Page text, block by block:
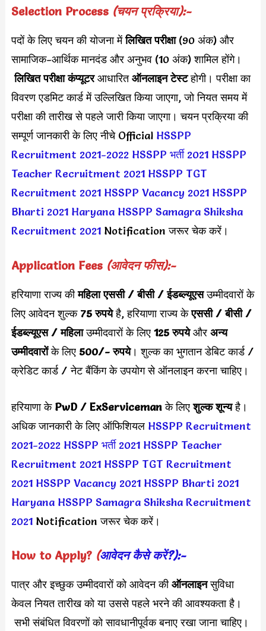
Selection Process (चयन प्रक्रिया):-
पदों के लिए चयन की योजना मेंलिखित परीक्षा (90 अंक) और
सामाजिक-आर्थिक मानदंड और अनुभव (10 अंक) शामिल होंगे।
लिखित परीक्षा कंप्यूटरआधारितऑनलाइन टेस्टहोगी। परीक्षा का
विवरण एडमिट कार्ड में उल्लिखित किया जाएगा, जो नियत समय में
परीक्षा की तारीख से पहले जारी किया जाएगा। चयन प्रक्रिया की
सम्पूर्ण जानकारी के लिए नीचे Official HSSPP
Recruitment 2021-2022 HSSPP भर्ती 2021 HSSPP
Teacher Recruitment 2021 HSSPP TGT
Recruitment 2021 HSSPP Vacancy 2021 HSSPP
Bharti 2021 Haryana HSSPP Samagra Shiksha
Recruitment 2021Notification जरूर चेक करें।
Application Fees (आवेदन फीस):-
हरियाणा राज्य कीमहिला एससी / बीसी / ईडब्ल्यूएसउम्मीदवारों के
लिए आवेदन शुल्क 75 रुपयेहै, हरियाणा राज्य केएससी / बीसी /
ईडब्ल्यूएस / महिलाउम्मीदवारों के लिए 125 रुपयेऔर अन्य
उम्मीदवारोंके लिए 500/- रुपये। शुल्क का भुगतान डेबिट कार्ड /
क्रेडिट कार्ड / नेट बैंकिंग के उपयोग से ऑनलाइन करना चाहिए।
हरियाणा के PwD / ExServicemanके लिएशुल्क शून्यहै।
अधिक जानकारी के लिए ऑफिशियल HSSPP Recruitment
2021-2022 HSSPP भर्ती 2021 HSSPP Teacher
Recruitment 2021 HSSPP TGT Recruitment
2021 HSSPP Vacancy 2021 HSSPP Bharti 2021
Haryana HSSPP Samagra Shiksha Recruitment
2021Notification जरूर चेक करें।
How to Apply?(आवेदन कैसे करें?):-
पात्र और इच्छुक उम्मीदवारों को आवेदन कीऑनलाइनसुविधा
केवल नियत तारीख को या उससे पहले भरने की आवश्यकता है।
सभी संबंधित विवरणों को सावधानीपूर्वक बनाए रखा जाना चाहिए।